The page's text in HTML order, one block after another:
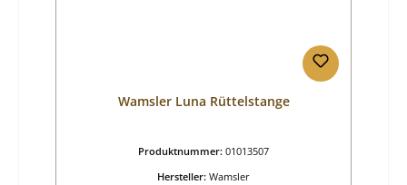
Wamsler Luna Rüttelstange
Produktnummer: 01013507
Hersteller: Wamsler